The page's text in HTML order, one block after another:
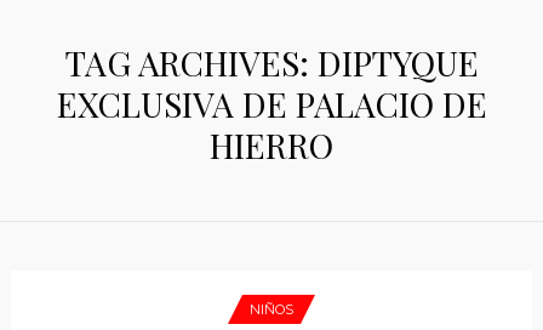
TAG ARCHIVES: DIPTYQUE
EXCLUSIVA DE PALACIO DE
HIERRO
NIÑOS